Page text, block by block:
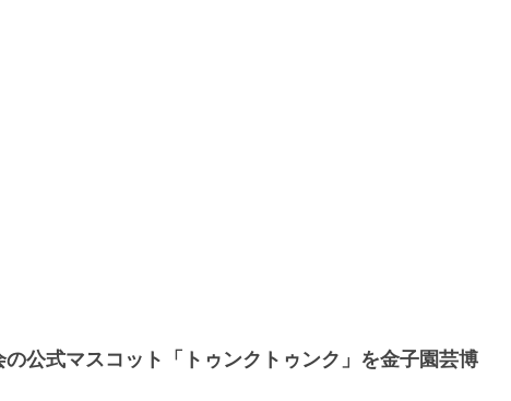
公式マスコット「トゥンクトゥンク」を金子園芸博